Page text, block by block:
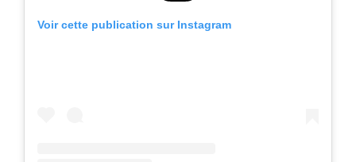
Voir cette publication sur Instagram